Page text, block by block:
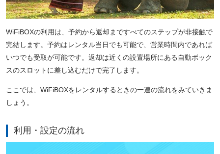
WiFiBOXの利用は、予約から返却まですべてのステップが非接触で
完結します。予約はレンタル当日でも可能で、営業時間内であれば
いつでも受取が可能です。返却は近くの設置場所にある自動ボック
スのスロットに差し込むだけで完了します。
ここでは、WiFiBOXをレンタルするときの一連の流れをみていきま
しょう。
利用・設定の流れ